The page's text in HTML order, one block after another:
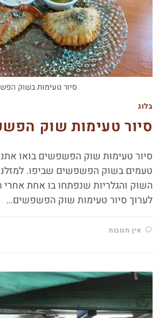
סיור טעימות בשוק
בלוג
סיור טעימות שוק
סיור טעימות שוק הפשפשים בואו אתנו
טעמים בשוק הפשפשים שביפו.
השוק והגלריות שנפתחו בו אחת אחרי
לערוך סיור טעימות שוק הפשפשים…
אין תגובות